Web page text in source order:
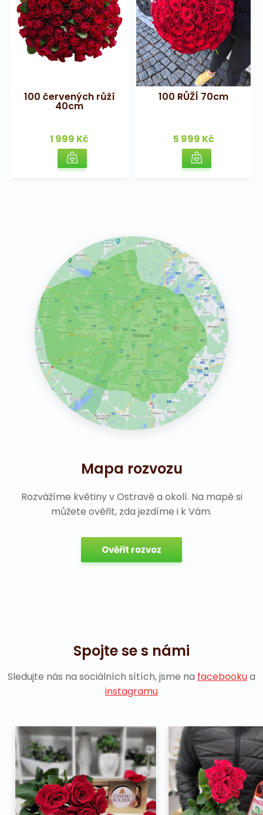
100 červených růží
40cm
1 999 Kč
100 RŮŽÍ 70cm
5 999 Kč
Mapa rozvozu
Rozvážíme květiny v Ostravě a okolí. Na mapě si
můžete ověřit, zda jezdíme i k Vám.
Ověřit rozvoz
Spojte se s námi
Sledujte nás na sociálních sítích, jsme na facebookua
instagramu